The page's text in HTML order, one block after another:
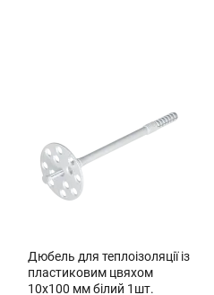
Дюбель для теплоізоляції із
пластиковим цвяхом
10x100 мм білий 1шт.